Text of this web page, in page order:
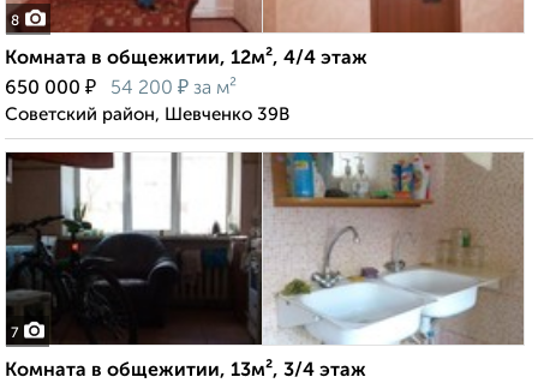
8
Комната в общежитии, 12м², 4/4 этаж
650 000 ₽ 54 200 ₽ за м²
Советский район, Шевченко 39В
7
Комната в общежитии, 13м², 3/4 этаж